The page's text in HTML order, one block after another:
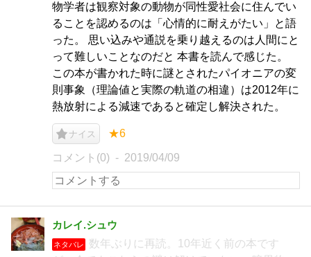
物学者は観察対象の動物が同性愛社会に住んでい
ることを認めるのは「心情的に耐えがたい」と語
った。 思い込みや通説を乗り越えるのは人間にと
って難しいことなのだと 本書を読んで感じた。
この本が書かれた時に謎とされたパイオニアの変
則事象（理論値と実際の軌道の相違）は2012年に
熱放射による減速であると確定し解決された。
ナイス ★6
コメント(0) 2019/04/09
カレイ.シュウ
ネタバレ
数年ぶりに再読。10年近く前の本です